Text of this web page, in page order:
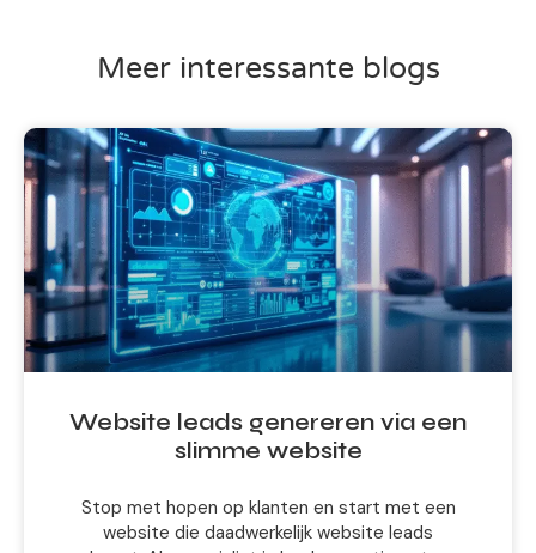
Meer interessante blogs
Website leads genereren via een
slimme website
Stop met hopen op klanten en start met een
website die daadwerkelijk website leads